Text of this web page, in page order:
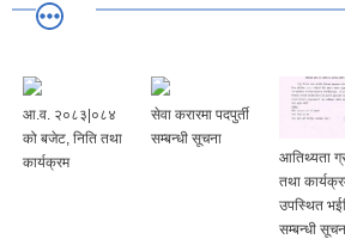
आ.व. २०८३|०८४
को बजेट, निति तथा
कार्यक्रम
सेवा करारमा पदपुर्ती
सम्बन्धी सूचना
आतिथ्यता
तथा
उपस्थित
सम्बन्धी